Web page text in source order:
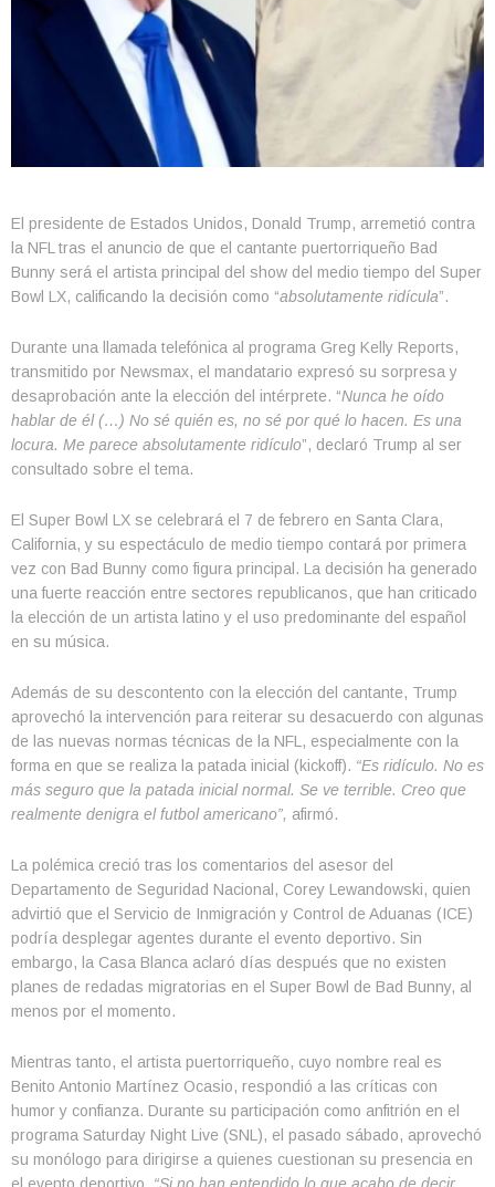
El presidente de Estados Unidos, Donald Trump, arremetió contra
la NFL tras el anuncio de que el cantante puertorriqueño Bad
Bunny será el artista principal del show del medio tiempo del Super
Bowl LX, calificando la decisión como “absolutamente ridícula”.
Durante una llamada telefónica al programa Greg Kelly Reports,
transmitido por Newsmax, el mandatario expresó su sorpresa y
desaprobación ante la elección del intérprete. “Nunca he oído
hablar de él (…) No sé quién es, no sé por qué lo hacen. Es una
locura. Me parece absolutamente ridículo”, declaró Trump al ser
consultado sobre el tema.
El Super Bowl LX se celebrará el 7 de febrero en Santa Clara,
California, y su espectáculo de medio tiempo contará por primera
vez con Bad Bunny como figura principal. La decisión ha generado
una fuerte reacción entre sectores republicanos, que han criticado
la elección de un artista latino y el uso predominante del español
en su música.
Además de su descontento con la elección del cantante, Trump
aprovechó la intervención para reiterar su desacuerdo con algunas
de las nuevas normas técnicas de la NFL, especialmente con la
forma en que se realiza la patada inicial (kickoff). “Es ridículo. No es
más seguro que la patada inicial normal. Se ve terrible. Creo que
realmente denigra el futbol americano”, afirmó.
La polémica creció tras los comentarios del asesor del
Departamento de Seguridad Nacional, Corey Lewandowski, quien
advirtió que el Servicio de Inmigración y Control de Aduanas (ICE)
podría desplegar agentes durante el evento deportivo. Sin
embargo, la Casa Blanca aclaró días después que no existen
planes de redadas migratorias en el Super Bowl de Bad Bunny, al
menos por el momento.
Mientras tanto, el artista puertorriqueño, cuyo nombre real es
Benito Antonio Martínez Ocasio, respondió a las críticas con
humor y confianza. Durante su participación como anfitrión en el
programa Saturday Night Live (SNL), el pasado sábado, aprovechó
su monólogo para dirigirse a quienes cuestionan su presencia en
el evento deportivo. “Si no han entendido lo que acabo de decir,